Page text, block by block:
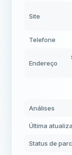
Site
Telefone
Endereço
Análises
Última
Status de